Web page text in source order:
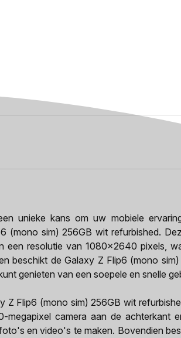
unieke kans om uw mobiele
(mono sim) 256GB wit refurbished.
een resolutie van 1080x2640 pixels,
beschikt de Galaxy Z Flip6 (mono
genieten van een soepele en snelle
Z Flip6 (mono sim) 256GB wit
megapixel camera aan de achterkant
en video's te maken. Bovendien